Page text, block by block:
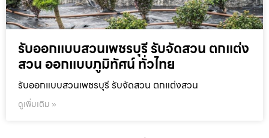
รับออกแบบสวนเพชรบุรี รับจัดสวน ตกแต่ง
สวน ออกแบบภูมิทัศน์ ทั่วไทย
รับออกแบบสวนเพชรบุรี รับจัดสวน ตกแต่งสวน
ดูเพิ่มเติม »